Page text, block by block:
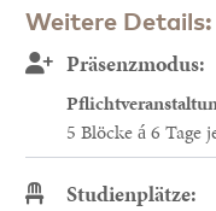
Weitere Details:
Präsenzmodus:
5 Blöcke á 6 Tage
Studienplätze: